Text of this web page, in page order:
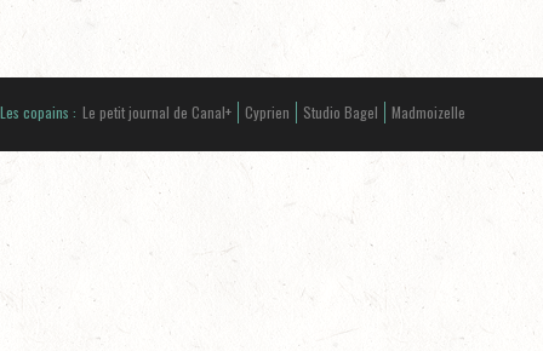
Les copains : Le petit journal de Canal+ Cyprien Studio Bagel Madmoizelle